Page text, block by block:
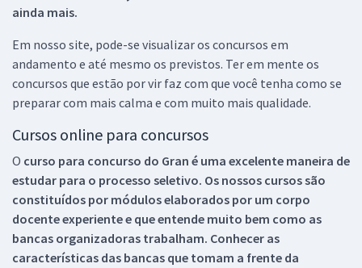
ainda mais.
Em nosso site, pode-se visualizar os concursos em
andamento e até mesmo os previstos. Ter em mente os
concursos que estão por vir faz com que você tenha como se
preparar com mais calma e com muito mais qualidade.
Cursos online para concursos
O curso para concurso do Gran é uma excelente maneira de
estudar para o processo seletivo. Os nossos cursos são
constituídos por módulos elaborados por um corpo
docente experiente e que entende muito bem como as
bancas organizadoras trabalham. Conhecer as
características das bancas que tomam a frente da